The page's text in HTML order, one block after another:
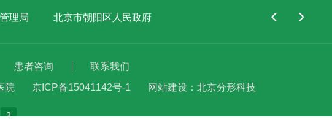
理局 北京市朝阳区人民政府 北京市西城区人民政府 中国康
患者咨询
联系我们
院 京ICP备15041142号-1 网站建设 ： 北京分形科技
2